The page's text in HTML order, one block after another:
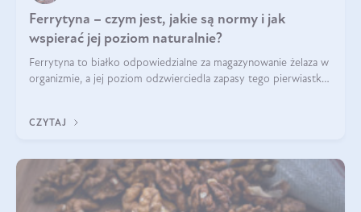
Ferrytyna – czym jest, jakie są normy i jak
wspierać jej poziom naturalnie?
Ferrytyna to białko odpowiedzialne za magazynowanie żelaza w
organizmie, a jej poziom odzwierciedla zapasy tego pierwiastka.
funkcjonowanie (
CZYTAJ